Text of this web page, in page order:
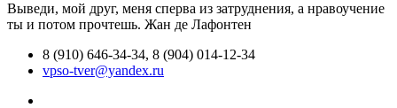
Выведи, мой друг, меня сперва из затруднения, а нравоучение
ты и потом прочтешь. Жан де Лафонтен
8 (910) 646-34-34, 8 (904) 014-12-34
vpso-tver@yandex.ru